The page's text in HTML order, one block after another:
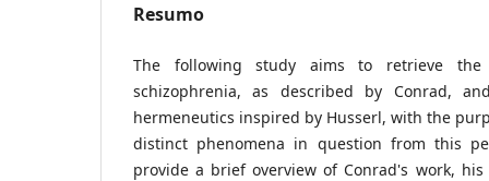
Resumo
The following study aims to retrieve
schizophrenia, as described by Conrad,
hermeneutics inspired by Husserl, with the
distinct phenomena in question from this
provide a brief overview of Conrad's work,